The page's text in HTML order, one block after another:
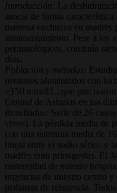
Introducción:
La
asocia de forma
materna exclusiva en
amamantamiento. Pese a los
perinatológicos, continúa
días.
Población y métodos:
neonatos alimentados con
≥150 mmol/L, que
Central de Asturias en los
Resultados:
Serie de 26
vivos). La pérdida media de
con una natremia media de
lineal entre el sodio sérico y
madres eran primigestas. El
maternidad de nuestro
urgencias de nuestro centro
pediatras de referencia.